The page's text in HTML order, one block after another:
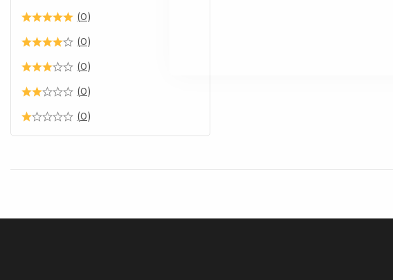
(0)
(0)
(0)
(0)
(0)